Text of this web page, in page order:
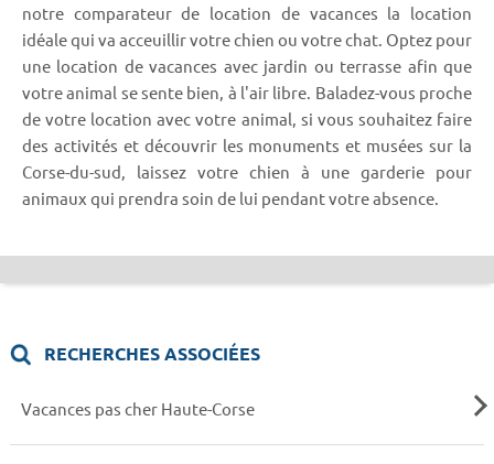
notre comparateur de location de vacances la location
idéale qui va acceuillir votre chien ou votre chat. Optez pour
une location de vacances avec jardin ou terrasse afin que
votre animal se sente bien, à l'air libre. Baladez-vous proche
de votre location avec votre animal, si vous souhaitez faire
des activités et découvrir les monuments et musées sur la
Corse-du-sud, laissez votre chien à une garderie pour
animaux qui prendra soin de lui pendant votre absence.
RECHERCHES ASSOCIÉES
Vacances pas cher Haute-Corse